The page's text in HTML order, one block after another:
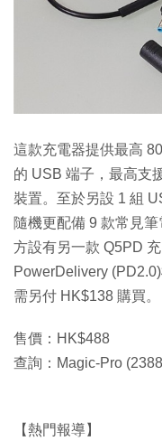
這款充電器提供最高
的 USB 端子，最高支
裝置。至於另設 1 組
隨機更配備 9 款常見
方設有另一款 Q5PD
PowerDelivery
需另付 HK$138 購買。
售價：HK$488
查詢：Magic-Pro
【熱門報導】